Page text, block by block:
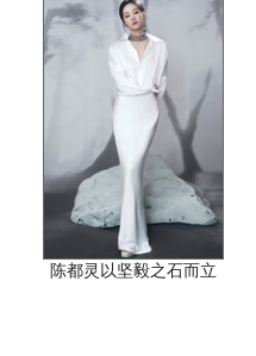
陈都灵以坚毅之石而立